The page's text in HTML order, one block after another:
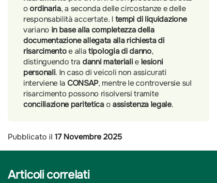
oordinaria, a seconda delle circostanze e delle
responsabilità accertate. I tempi di liquidazione
variano in base alla completezza della
documentazione allegata alla richiesta di
risarcimentoe allatipologia di danno,
distinguendo tra danni materialie lesioni
personali. In caso di veicoli non assicurati
interviene la CONSAP, mentre le controversie sul
risarcimento possono risolversi tramite
conciliazione pariteticaoassistenza legale.
Pubblicato il 17 Novembre 2025
Articoli correlati